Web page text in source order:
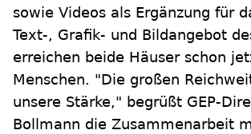
sowie Videos als Ergänzung für
Text-, Grafik- und Bildangebot
erreichen beide Häuser schon
Menschen. "Die großen
unsere Stärke," begrüßt GEP-
Bollmann die Zusammenarbeit